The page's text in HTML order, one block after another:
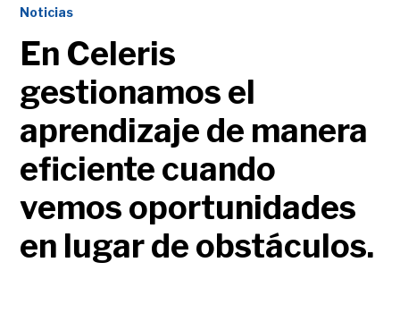
Noticias
En Celeris
gestionamos el
aprendizaje de manera
eficiente cuando
vemos oportunidades
en lugar de obstáculos.